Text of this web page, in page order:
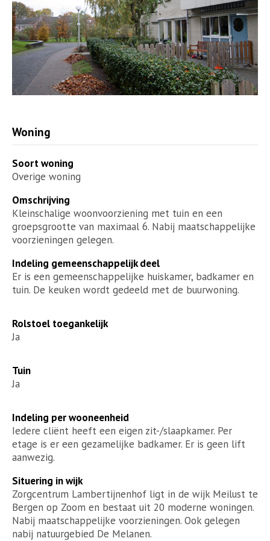
Woning
Soort woning
Overige woning
Omschrijving
Kleinschalige woonvoorziening met tuin en een
groepsgrootte van maximaal 6. Nabij maatschappelijke
voorzieningen gelegen.
Indeling gemeenschappelijk deel
Er is een gemeenschappelijke huiskamer, badkamer en
tuin. De keuken wordt gedeeld met de buurwoning.
Rolstoel toegankelijk
Ja
Tuin
Ja
Indeling per wooneenheid
Iedere cliënt heeft een eigen zit-/slaapkamer. Per
etage is er een gezamelijke badkamer. Er is geen lift
aanwezig.
Situering in wijk
Zorgcentrum Lambertijnenhof ligt in de wijk Meilust te
Bergen op Zoom en bestaat uit 20 moderne woningen.
Nabij maatschappelijke voorzieningen. Ook gelegen
nabij natuurgebied De Melanen.